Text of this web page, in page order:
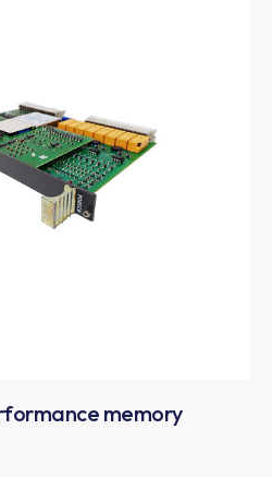
memory